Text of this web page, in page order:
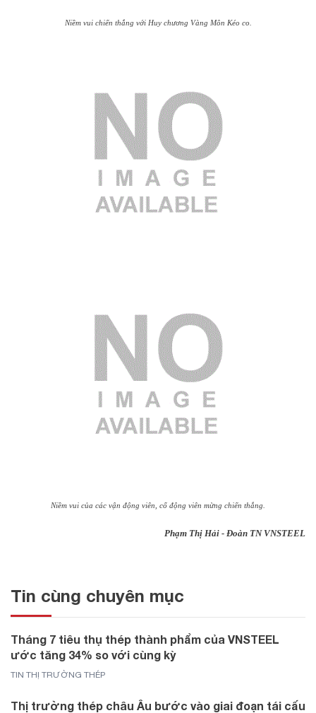
Niềm vui chiến thắng với Huy chương Vàng Môn Kéo co.
Niềm vui của các vận động viên, cổ động viên mừng chiến thắng.
Phạm Thị Hải - Đoàn TN VNSTEEL
Tin cùng chuyên mục
Tháng 7 tiêu thụ thép thành phẩm của VNSTEEL
ước tăng 34% so với cùng kỳ
TIN THỊ TRƯỜNG THÉP
Thị trường thép châu Âu bước vào giai đoạn tái cấu